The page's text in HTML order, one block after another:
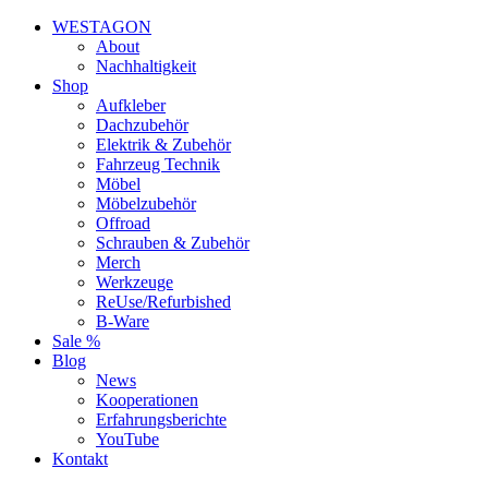
WESTAGON
About
Nachhaltigkeit
Shop
Aufkleber
Dachzubehör
Elektrik & Zubehör
Fahrzeug Technik
Möbel
Möbelzubehör
Offroad
Schrauben & Zubehör
Merch
Werkzeuge
ReUse/Refurbished
B-Ware
Sale %
Blog
News
Kooperationen
Erfahrungsberichte
YouTube
Kontakt